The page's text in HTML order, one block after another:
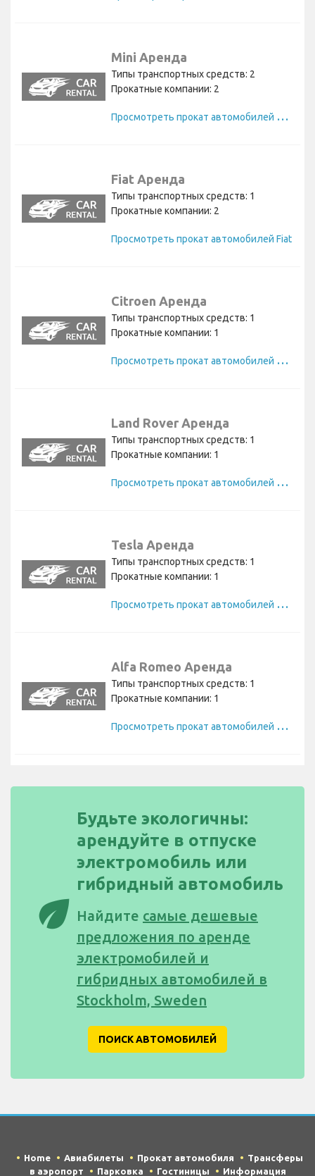
Mini Аренда
Типы транспортных средств: 2
Прокатные компании: 2
П
росмотреть прокат автомобилей Mini
Fiat Аренда
Типы транспортных средств: 1
Прокатные компании: 2
Просмотреть прокат автомобилей Fiat
Citroen Аренда
Типы транспортных средств: 1
Прокатные компании: 1
П
росмотреть прокат автомобилей Citroen
Land Rover Аренда
Типы транспортных средств: 1
Прокатные компании: 1
П
росмотреть прокат автомобилей Land Rover
Tesla Аренда
Типы транспортных средств: 1
Прокатные компании: 1
П
росмотреть прокат автомобилей Tesla
Alfa Romeo Аренда
Типы транспортных средств: 1
Прокатные компании: 1
П
росмотреть прокат автомобилей Alfa Romeo
eco
Будьте экологичны:
арендуйте в отпуске
электромобиль или
гибридный автомобиль
Найдите самые дешевые
предложения по аренде
электромобилей и
гибридных автомобилей в
Stockholm, Sweden
ПОИСК АВТОМОБИЛЕЙ
Home Авиабилеты Прокат автомобиля
Трансферы
в аэропорт
Парковка Гостиницы Информация